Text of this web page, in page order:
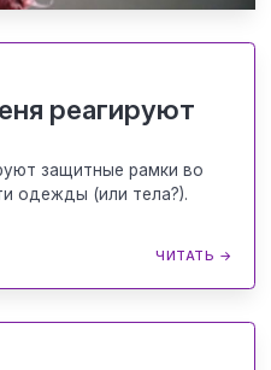
реагируют
защитные рамки во
одежды (или тела?).
ЧИТАТЬ →